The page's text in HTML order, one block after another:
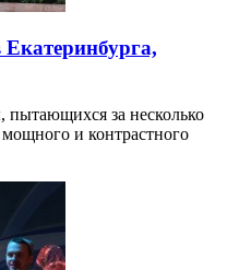
пытающихся за несколько
мощного и контрастного